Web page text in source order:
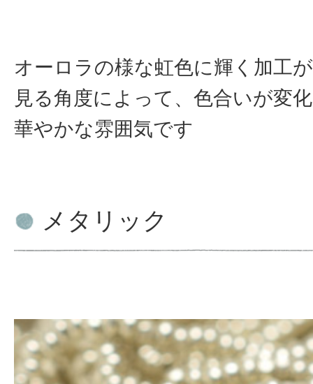
オーロラの様な虹色に輝く加工
見る角度によって、色合いが変
華やかな雰囲気です
メタリック